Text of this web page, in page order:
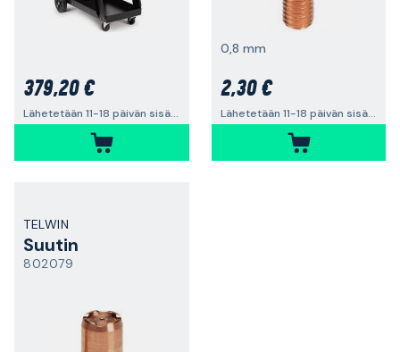
379,20 €
Lähetetään 11-18 päivän sisällä
0,8 mm
2,30 €
Lähetetään 11-18 päivän sisällä
TELWIN
Suutin
802079